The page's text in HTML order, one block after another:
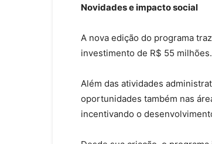
Novidades e impacto social
A nova edição do programa
investimento de R$ 55 milhões.
Além das atividades
oportunidades também nas
incentivando o